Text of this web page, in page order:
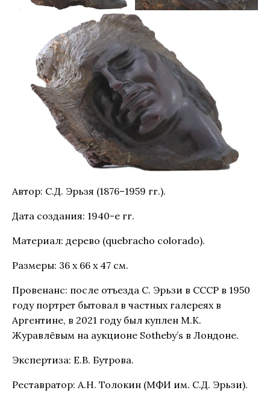
Автор: С.Д. Эрьзя (1876–1959 гг.).
Дата создания: 1940-е гг.
Материал: дерево (quebracho colorado).
Размеры: 36 х 66 х 47 см.
Провенанс: после отъезда С. Эрьзи в СССР в 1950
году портрет бытовал в частных галереях в
Аргентине, в 2021 году был куплен М.К.
Журавлёвым на аукционе Sotheby’s в Лондоне.
Экспертиза: Е.В. Бутрова.
Реставратор: А.Н. Толокин (МФИ им. С.Д. Эрьзи).